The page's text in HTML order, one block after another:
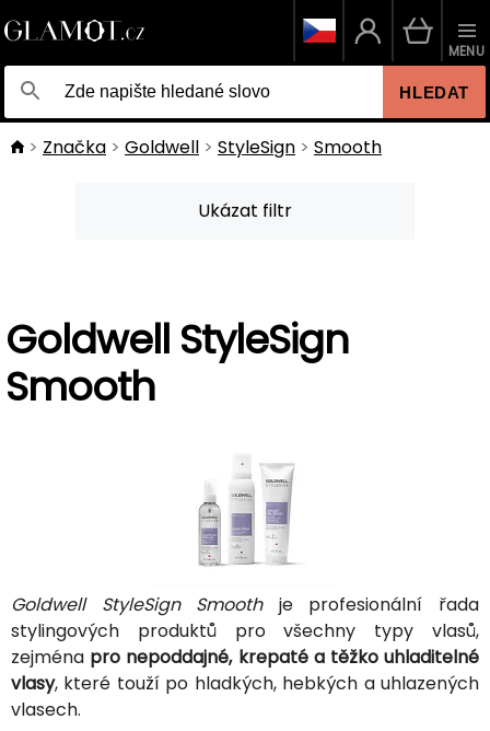
HLEDAT
MENU
Značka Goldwell StyleSign Smooth
Ukázat filtr
Goldwell StyleSign
Smooth
Goldwell StyleSign Smoothje profesionální řada
stylingových produktů pro všechny typy vlasů,
zejména pro nepoddajné, krepaté a těžko uhladitelné
vlasy, které touží po hladkých, hebkých a uhlazených
vlasech.